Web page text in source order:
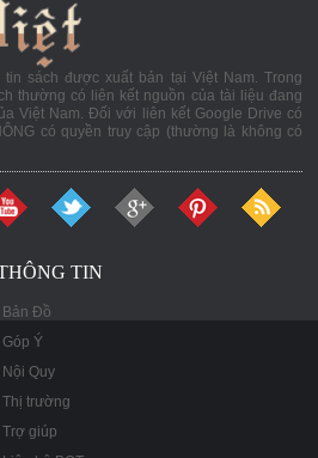
sách được xuất bản tại Việt Nam. Trong
thường có liên kết nguồn của tài liệu đang
Việt Nam. Đối với liên kết Google Drive có
có quyền truy cập (thường là không có
TIN
Bản Đồ
Góp Ý
Nội Quy
Thị trường
Trợ giúp